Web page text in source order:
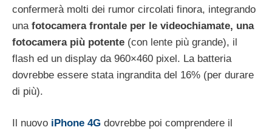
confermerà molti dei rumor circolati finora, integrando
una fotocamera frontale per le videochiamate, una
fotocamera più potente (con lente più grande), il
flash ed un display da 960×460 pixel. La batteria
dovrebbe essere stata ingrandita del 16% (per durare
di più).
Il nuovo iPhone 4G dovrebbe poi comprendere il